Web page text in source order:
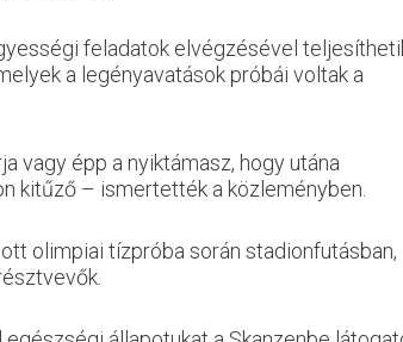
feladatok elvégzésével
a legényavatások próbái voltak a
vagy épp a nyiktámasz, hogy utána
kitűző – ismertették a közleményben.
olimpiai tízpróba során stadionfutásban,